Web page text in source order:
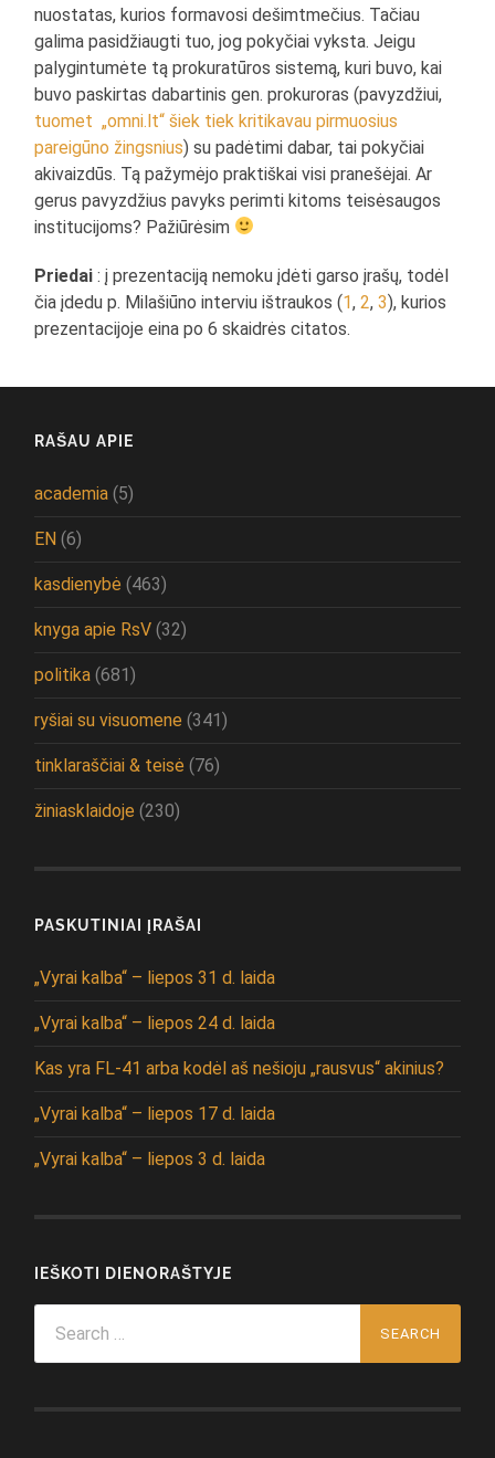
nuostatas, kurios formavosi dešimtmečius. Tačiau
galima pasidžiaugti tuo, jog pokyčiai vyksta. Jeigu
palygintumėte tą prokuratūros sistemą, kuri buvo, kai
buvo paskirtas dabartinis gen. prokuroras (pavyzdžiui,
tuomet „omni.lt“ šiek tiek kritikavau pirmuosius
pareigūno žingsnius) su padėtimi dabar, tai pokyčiai
akivaizdūs. Tą pažymėjo praktiškai visi pranešėjai. Ar
gerus pavyzdžius pavyks perimti kitoms teisėsaugos
institucijoms? Pažiūrėsim
Priedai : į prezentaciją nemoku įdėti garso įrašų, todėl
čia įdedu p. Milašiūno interviu ištraukos (1,2,3), kurios
prezentacijoje eina po 6 skaidrės citatos.
RAŠAU APIE
academia (5)
EN (6)
kasdienybė (463)
knyga apie RsV (32)
politika (681)
ryšiai su visuomene (341)
tinklaraščiai & teisė (76)
žiniasklaidoje (230)
PASKUTINIAI ĮRAŠAI
„Vyrai kalba“ – liepos 31 d. laida
„Vyrai kalba“ – liepos 24 d. laida
Kas yra FL-41 arba kodėl aš nešioju „rausvus“ akinius?
„Vyrai kalba“ – liepos 17 d. laida
„Vyrai kalba“ – liepos 3 d. laida
IEŠKOTI DIENORAŠTYJE
for: